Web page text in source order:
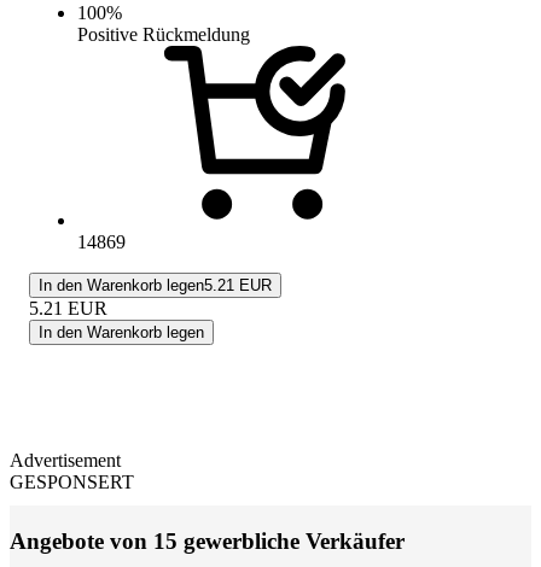
100%
Positive Rückmeldung
14869
In den Warenkorb legen5.21 EUR
5.21 EUR
In den Warenkorb legen
Advertisement
GESPONSERT
Angebote von 15 gewerbliche Verkäufer